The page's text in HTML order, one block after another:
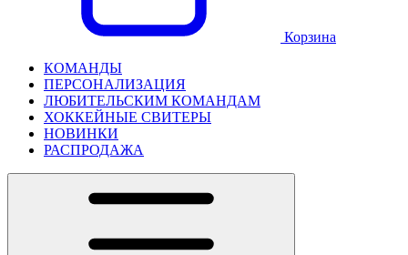
Корзина
КОМАНДЫ
ПЕРСОНАЛИЗАЦИЯ
ЛЮБИТЕЛЬСКИМ КОМАНДАМ
ХОККЕЙНЫЕ СВИТЕРЫ
НОВИНКИ
РАСПРОДАЖА